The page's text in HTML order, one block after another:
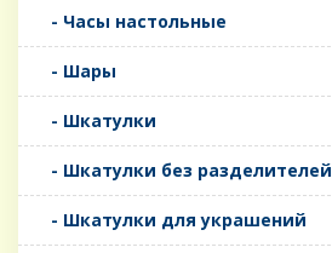
- Часы настольные
- Шары
- Шкатулки
- Шкатулки без разделителей
- Шкатулки для украшений